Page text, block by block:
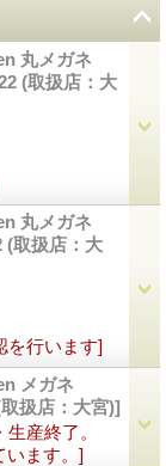
丸メガネ
(取扱店：大
丸メガネ
(取扱店：大
を行います]
メガネ
扱店：大宮)]
産終了。
います。]